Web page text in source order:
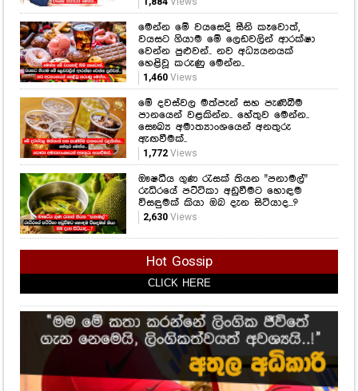
මෙන්න මේ වයසෙදි සීනි කෑවොත්,
වයසට ගියාම මේ ලෙඩවලින් ආරක්ෂා
වෙන්න පුළුවන්.. නව අධ්‍යයනයක්
හෙළිවූ කරුණු මෙන්න..
1,460Views
මේ දවස්වල මත්පැන් සහ පැණිබීම
පානයෙන් වළකින්න.. හේතුව මෙන්න..
සෞඛ්‍ය අමාත්‍යාංශයෙන් අනතුරු
ඇඟවීමක්..
1,772Views
ඖෂධීය ගුණ රැසක් තියන "පනාමල්"
රුධිරයේ පට්ටිකා අඩුවීමට හොඳම
විසඳුමක් කියා ඔබ දැන සිටියාද...?
2,630Views
Hot Gossip
CLICK HERE